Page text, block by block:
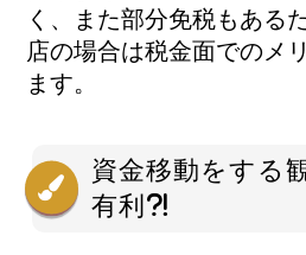
く、また部分免税もある
店の場合は税金面でのメ
ます。
資金移動をする
有利?!